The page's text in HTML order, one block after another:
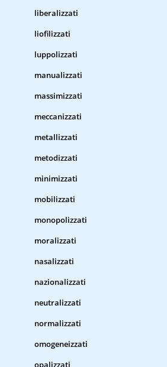
liberalizzati
liofilizzati
luppolizzati
manualizzati
massimizzati
meccanizzati
metallizzati
metodizzati
minimizzati
mobilizzati
monopolizzati
moralizzati
nasalizzati
nazionalizzati
neutralizzati
normalizzati
omogeneizzati
opalizzati